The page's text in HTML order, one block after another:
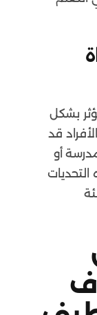
بشكل
قد
أو